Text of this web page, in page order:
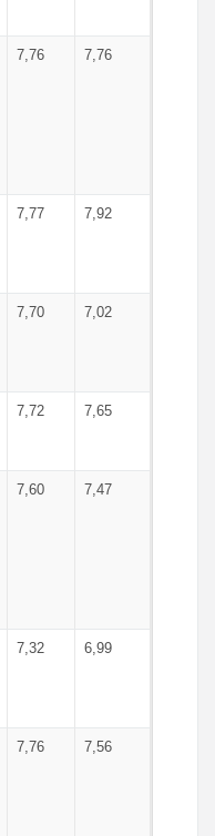
7,76 7,76
7,77 7,92
7,70 7,02
7,72 7,65
7,60 7,47
7,32 6,99
7,76 7,56